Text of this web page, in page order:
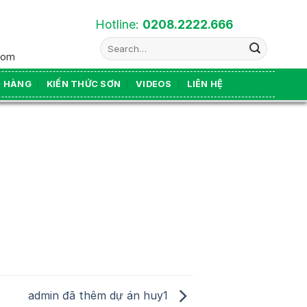
Hotline: 0208.2222.666
Search
for:
HÀNG KIẾN THỨC SƠN VIDEOS LIÊN HỆ
admin đã thêm dự án huy1